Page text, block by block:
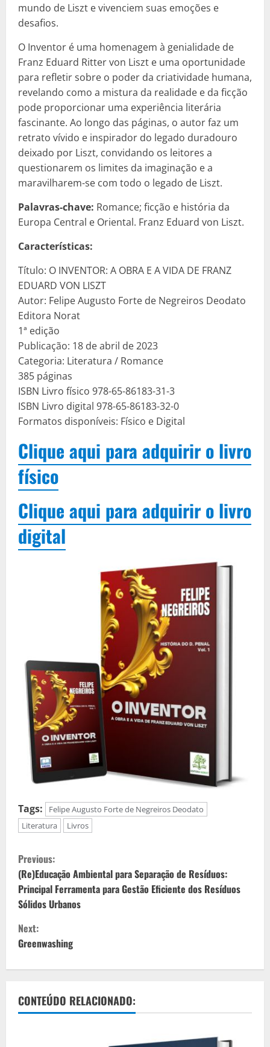
mundo de Liszt e vivenciem suas emoções e
desafios.
O Inventor é uma homenagem à genialidade de
Franz Eduard Ritter von Liszt e uma oportunidade
para refletir sobre o poder da criatividade humana,
revelando como a mistura da realidade e da ficção
pode proporcionar uma experiência literária
fascinante. Ao longo das páginas, o autor faz um
retrato vívido e inspirador do legado duradouro
deixado por Liszt, convidando os leitores a
questionarem os limites da imaginação e a
maravilharem-se com todo o legado de Liszt.
Palavras-chave: Romance; ficção e história da
Europa Central e Oriental. Franz Eduard von Liszt.
Características:
Título: O INVENTOR: A OBRA E A VIDA DE FRANZ
EDUARD VON LISZT
Autor: Felipe Augusto Forte de Negreiros Deodato
Editora Norat
1ª edição
Publicação: 18 de abril de 2023
Categoria: Literatura / Romance
385 páginas
ISBN Livro físico 978-65-86183-31-3
ISBN Livro digital 978-65-86183-32-0
Formatos disponíveis: Físico e Digital
Clique aqui para adquirir o livro
físico
Clique aqui para adquirir o livro
digital
Tags:
Felipe Augusto Forte de Negreiros Deodato
Literatura
Livros
C
o
n
t
i
u
Previous:
(Re)Educação Ambiental para Separação de Resíduos:
Principal Ferramenta para Gestão Eficiente dos Resíduos
Sólidos Urbanos
Next:
Greenwashing
CONTEÚDO RELACIONADO: